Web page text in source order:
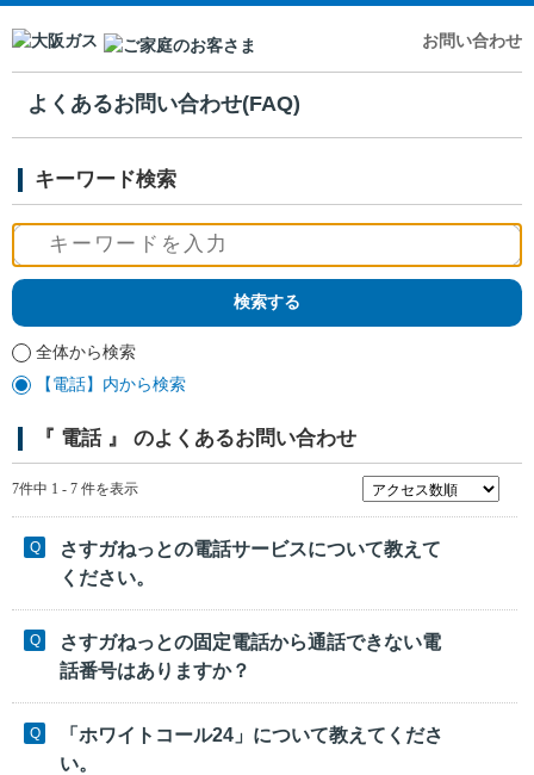
お問い合わせ
よくあるお問い合わせ(FAQ)
キーワード検索
全体から検索
【電話】内から検索
『 電話 』 のよくあるお問い合わせ
7件中 1 - 7 件を表示
さすガねっとの電話サービスについて教えて
ください。
さすガねっとの固定電話から通話できない電
話番号はありますか？
「ホワイトコール24」について教えてくださ
い。